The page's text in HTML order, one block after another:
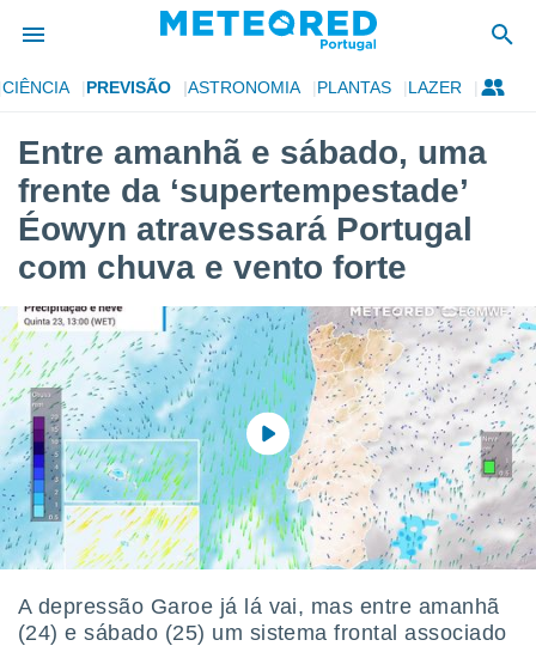
da
foi
para
as
fornecidas
a este
das
e
forma
digital
recolhidas
permite-
CIÊNCIA PREVISÃO ASTRONOMIA PLANTAS LAZER
Entre amanhã e sábado, uma
frente da ‘supertempestade’
Éowyn atravessará Portugal
com chuva e vento forte
A depressão Garoe já lá vai, mas entre amanhã
(24) e sábado (25) um sistema frontal associado